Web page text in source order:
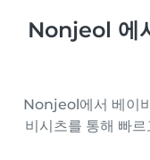
Nonjeol 에
Nonjeol에서 베이
비시츠를 통해 빠